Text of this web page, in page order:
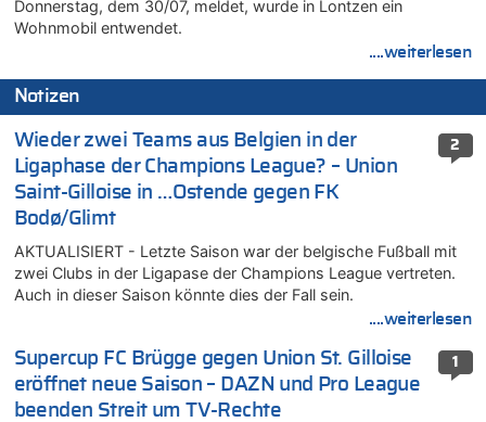
Donnerstag, dem 30/07, meldet, wurde in Lontzen ein
Wohnmobil entwendet.
....weiterlesen
Notizen
2
Wieder zwei Teams aus Belgien in der
Ligaphase der Champions League? – Union
Saint-Gilloise in …Ostende gegen FK
Bodø/Glimt
AKTUALISIERT - Letzte Saison war der belgische Fußball mit
zwei Clubs in der Ligapase der Champions League vertreten.
Auch in dieser Saison könnte dies der Fall sein.
....weiterlesen
1
Supercup FC Brügge gegen Union St. Gilloise
eröffnet neue Saison – DAZN und Pro League
beenden Streit um TV-Rechte